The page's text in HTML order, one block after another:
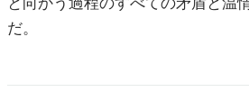
だ。